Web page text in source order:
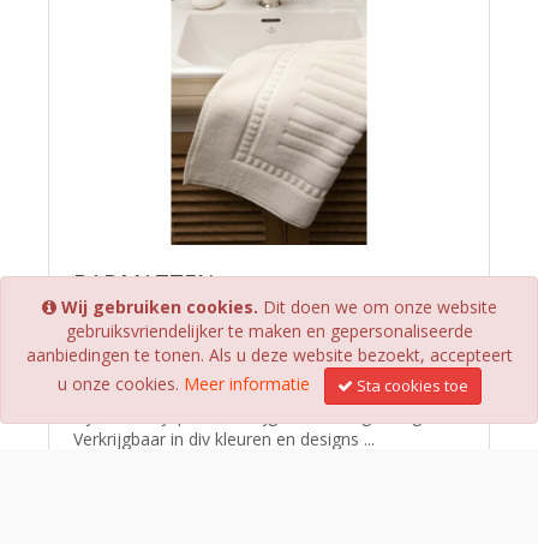
Wij gebruiken cookies. Dit doen we om onze website
gebruiksvriendelijker te maken en gepersonaliseerde
aanbiedingen te tonen. Als u deze website bezoekt, accepteert
u onze cookies. Meer informatie Sta cookies toe
BADMATTEN
Voor iedereen is er een geschikte badmat te
vinden. Ons assortiment bestaat uit badmatten in
diverse kleuren, grammages en designs. Bekijk
hieronder ons assortiment en vind de badmat die
Verkrijgbaar in div kleuren en designs ...